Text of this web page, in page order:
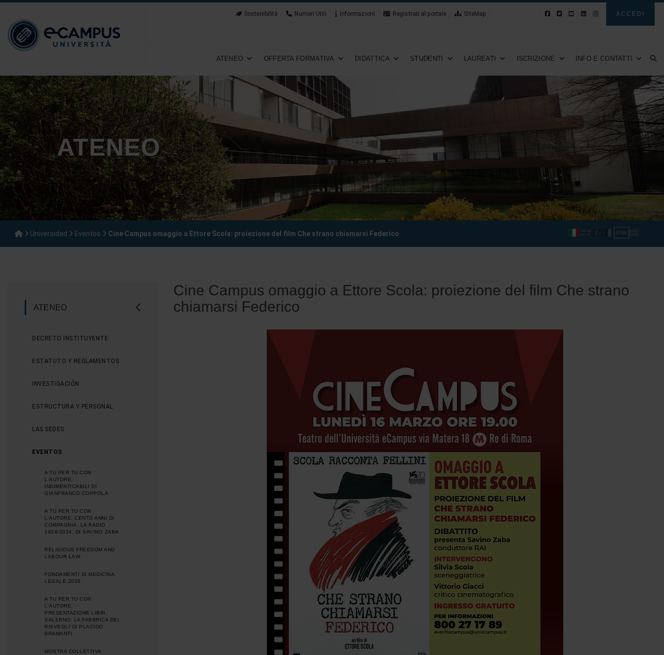
Sostenibilità Numeri Utili Informazioni Registrati al portale SiteMap ACCEDI
ATENEO OFFERTA FORMATIVA DIDATTICA STUDENTI LAUREATI ISCRIZIONE INFO E CONTATTI
ATENEO
Universidad Eventos Cine Campus omaggio a Ettore Scola: proiezione del film Che strano chiamarsi Federico
ATENEO
DECRETO INSTITUYENTE
ESTATUTO Y REGLAMENTOS
INVESTIGACIÓN
ESTRUCTURA Y PERSONAL
LAS SEDES
EVENTOS
A TU PER TU CON
L'AUTORE:
INDIMENTICABILI DI
GIANFRANCO COPPOLA
A TU PER TU CON
L'AUTORE: CENTO ANNI DI
COMPAGNIA, LA RADIO
1924/2024, DI SAVINO ZABA
RELIGIOUS FREEDOM AND
LABOUR LAW
FONDAMENTI DI MEDICINA
LEGALE 2026
A TU PER TU CON
L'AUTORE,
PRESENTAZIONE LIBRI,
SALERNO: LA FABBRICA DEI
RISVEGLI DI PLACIDO
BRAMANTI
MOSTRA COLLETTIVA
Cine Campus omaggio a Ettore Scola: proiezione del film Che strano
chiamarsi Federico